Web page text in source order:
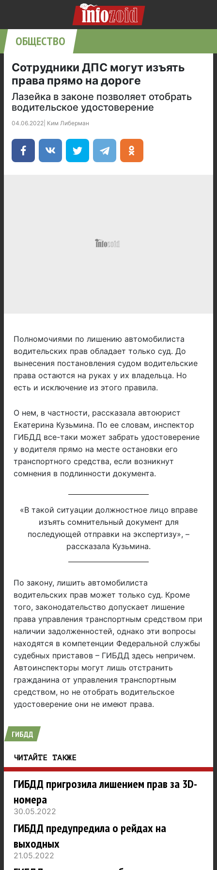
ОБЩЕСТВО
Сотрудники ДПС могут изъять
права прямо на дороге
Лазейка в законе позволяет отобрать
водительское удостоверение
04.06.2022 Ким Либерман
Полномочиями по лишению автомобилиста
водительских прав обладает только суд. До
вынесения постановления судом водительские
права остаются на руках у их владельца. Но
есть и исключение из этого правила.
О нем, в частности, рассказала автоюрист
Екатерина Кузьмина. По ее словам, инспектор
ГИБДД все-таки может забрать удостоверение
у водителя прямо на месте остановки его
транспортного средства, если возникнут
сомнения в подлинности документа.
«В такой ситуации должностное лицо вправе
изъять сомнительный документ для
последующей отправки на экспертизу», –
рассказала Кузьмина.
По закону, лишить автомобилиста
водительских прав может только суд. Кроме
того, законодательство допускает лишение
права управления транспортным средством при
наличии задолженностей, однако эти вопросы
находятся в компетенции Федеральной службы
судебных приставов – ГИБДД здесь непричем.
Автоинспекторы могут лишь отстранить
гражданина от управления транспортным
средством, но не отобрать водительское
удостоверение они не имеют права.
ГИБДД
ЧИТАЙТЕ ТАКЖЕ
ГИБДД пригрозила лишением прав за 3D-
номера
30.05.2022
ГИБДД предупредила о рейдах на
выходных
21.05.2022